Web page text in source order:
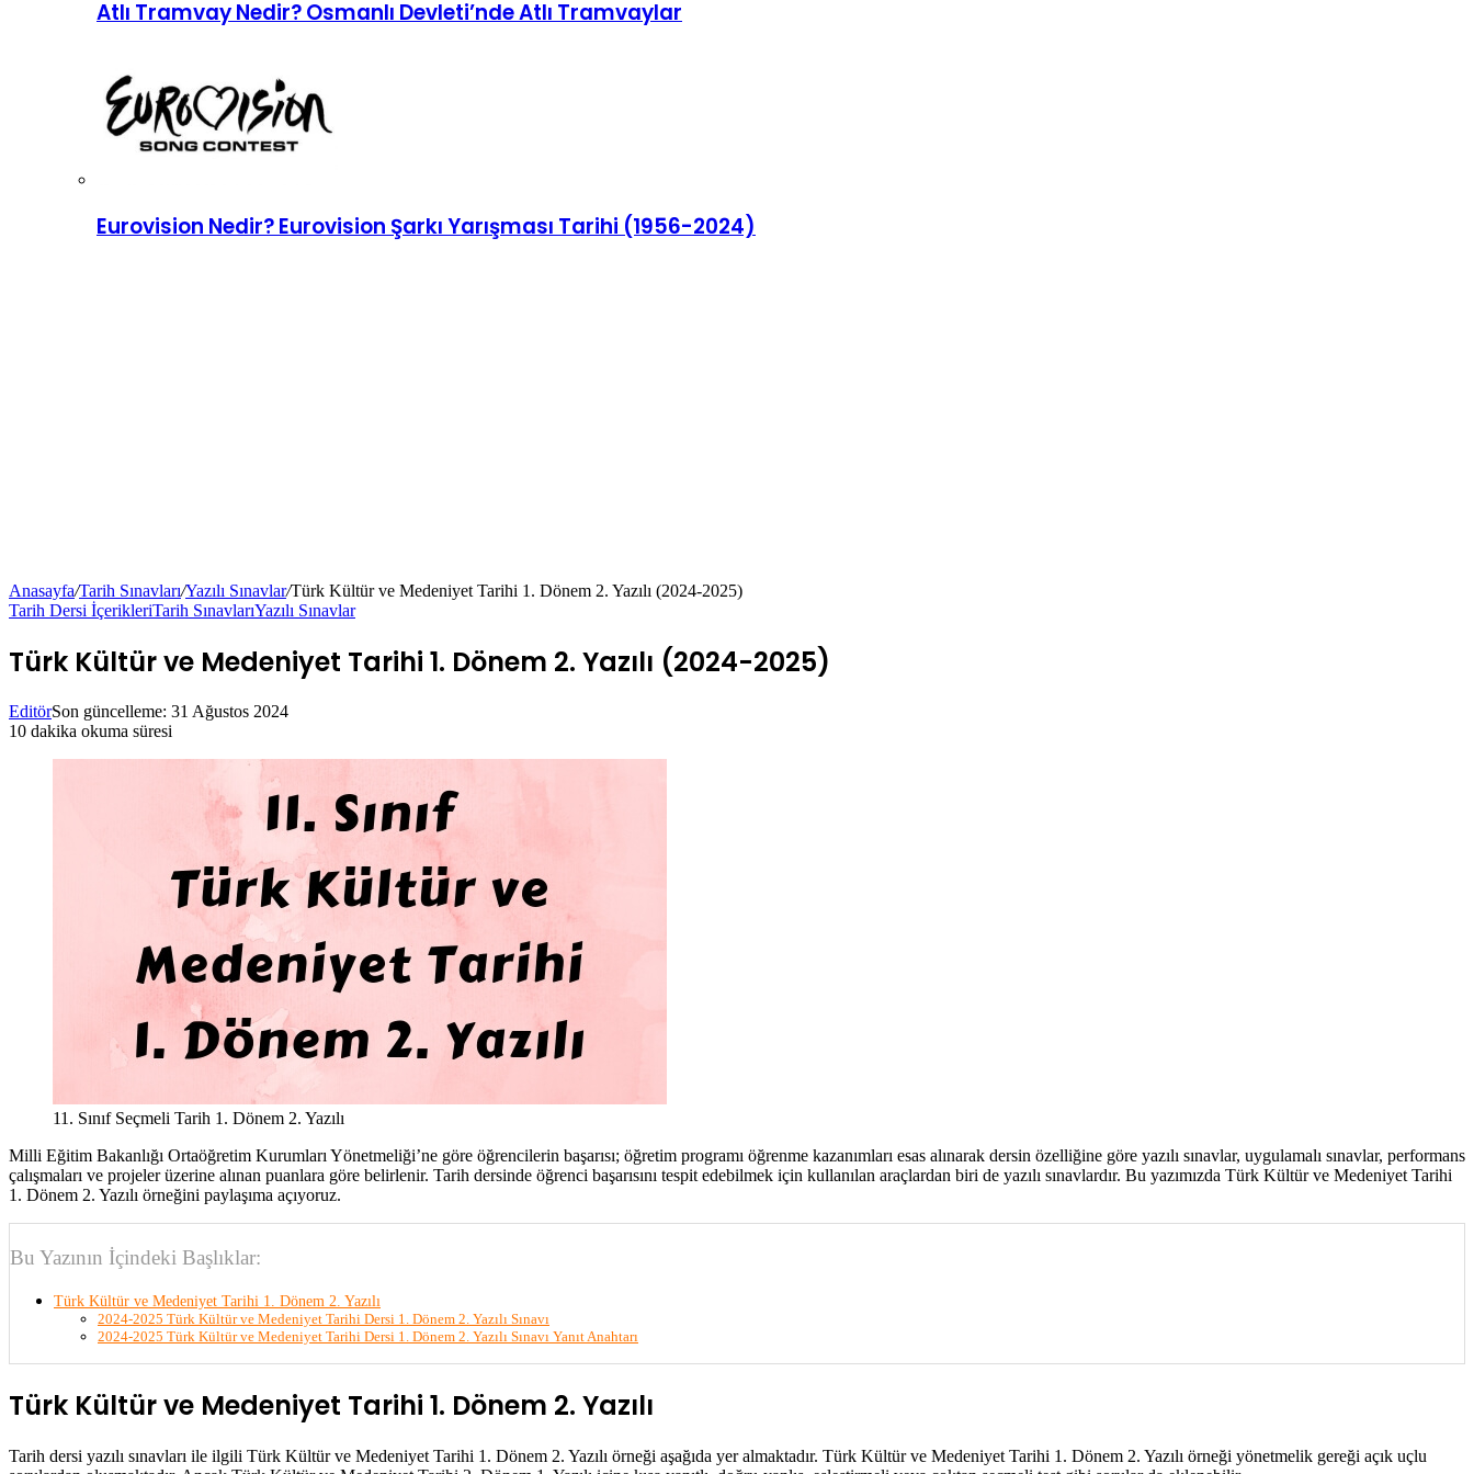
Atlı Tramvay Nedir? Osmanlı Devleti’nde Atlı Tramvaylar
Eurovision Nedir? Eurovision Şarkı Yarışması Tarihi (1956-2024)
Anasayfa/Tarih Sınavları/Yazılı Sınavlar/Türk Kültür ve Medeniyet Tarihi 1. Dönem 2. Yazılı (2024-2025)
Tarih Dersi İçerikleriTarih SınavlarıYazılı Sınavlar
Türk Kültür ve Medeniyet Tarihi 1. Dönem 2. Yazılı (2024-2025)
EditörSon güncelleme: 31 Ağustos 2024
10 dakika okuma süresi
11. Sınıf Seçmeli Tarih 1. Dönem 2. Yazılı
Milli Eğitim Bakanlığı Ortaöğretim Kurumları Yönetmeliği’ne göre öğrencilerin başarısı; öğretim programı öğrenme kazanımları esas alınarak dersin özelliğine göre yazılı sınavlar, uygulamalı sınavlar, performans
çalışmaları ve projeler üzerine alınan puanlara göre belirlenir. Tarih dersinde öğrenci başarısını tespit edebilmek için kullanılan araçlardan biri de yazılı sınavlardır. Bu yazımızda Türk Kültür ve Medeniyet Tarihi
1. Dönem 2. Yazılı örneğini paylaşıma açıyoruz.
Bu Yazının İçindeki Başlıklar:
Türk Kültür ve Medeniyet Tarihi 1. Dönem 2. Yazılı
2024-2025 Türk Kültür ve Medeniyet Tarihi Dersi 1. Dönem 2. Yazılı Sınavı
2024-2025 Türk Kültür ve Medeniyet Tarihi Dersi 1. Dönem 2. Yazılı Sınavı Yanıt Anahtarı
Türk Kültür ve Medeniyet Tarihi 1. Dönem 2. Yazılı
Tarih dersi yazılı sınavları ile ilgili Türk Kültür ve Medeniyet Tarihi 1. Dönem 2. Yazılı örneği aşağıda yer almaktadır. Türk Kültür ve Medeniyet Tarihi 1. Dönem 2. Yazılı örneği yönetmelik gereği açık uçlu